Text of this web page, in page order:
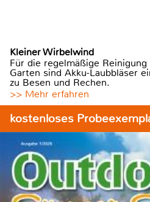
Kleiner Wirbelwind
Für die regelmäßige
Garten sind Akku-Laubbläser
zu Besen und Rechen.
>> Mehr erfahren
kostenloses